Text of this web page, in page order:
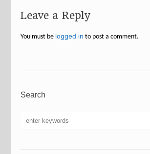
Leave a Reply
You must be logged in to post a comment.
Search